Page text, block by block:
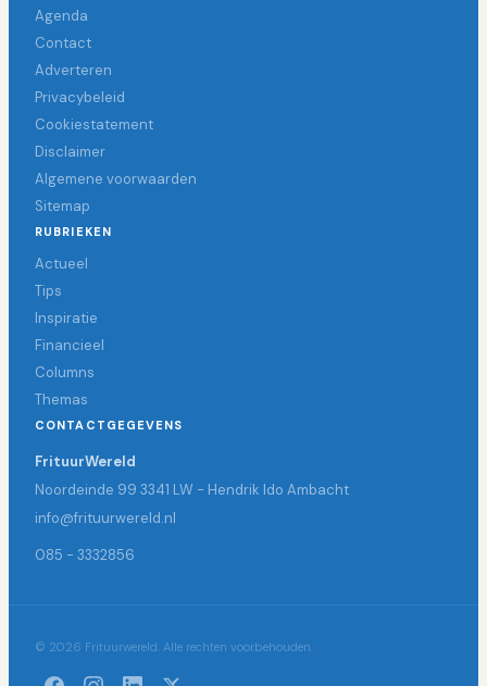
Agenda
Contact
Adverteren
Privacybeleid
Cookiestatement
Disclaimer
Algemene voorwaarden
Sitemap
RUBRIEKEN
Actueel
Tips
Inspiratie
Financieel
Columns
Themas
CONTACTGEGEVENS
FrituurWereld
Noordeinde 99 3341 LW - Hendrik Ido Ambacht
info@frituurwereld.nl
085 - 3332856
© 2026 Frituurwereld. Alle rechten voorbehouden.